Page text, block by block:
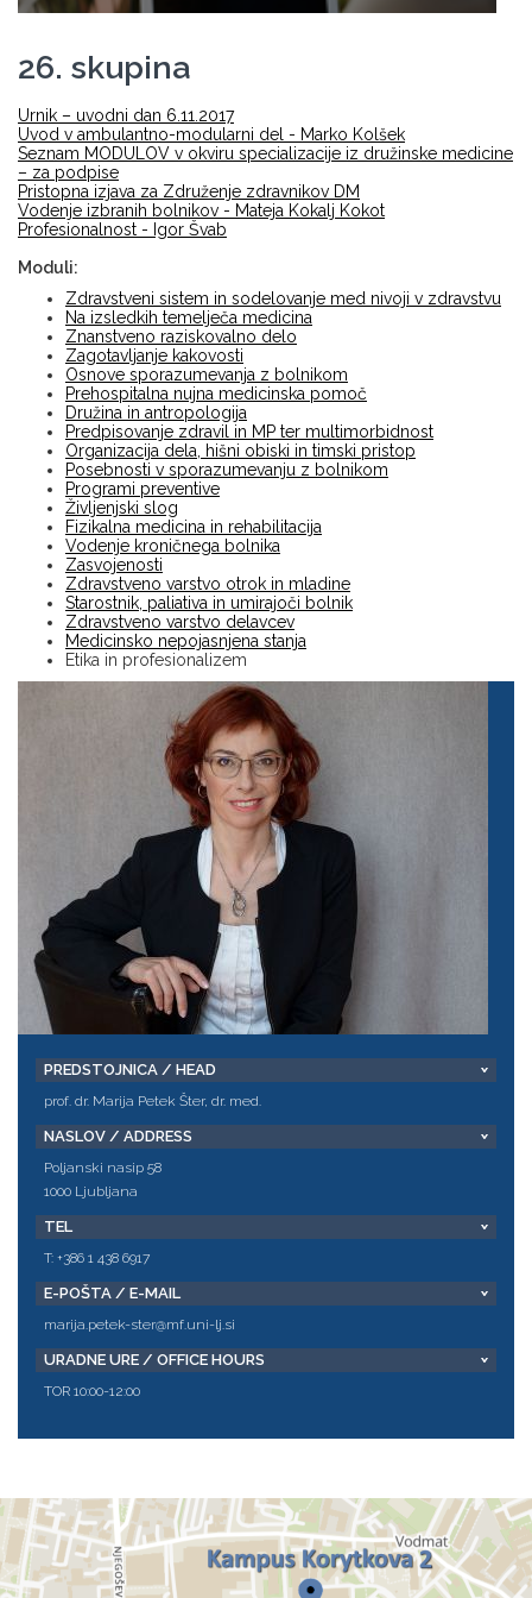
26. skupina
Urnik – uvodni dan 6.11.2017
Uvod v ambulantno-modularni del - Marko Kolšek
Seznam MODULOV v okviru specializacije iz družinske medicine
– za podpise
Pristopna izjava za Združenje zdravnikov DM
Vodenje izbranih bolnikov - Mateja Kokalj Kokot
Profesionalnost - Igor Švab
Moduli:
Zdravstveni sistem in sodelovanje med nivoji v zdravstvu
Na izsledkih temelječa medicina
Znanstveno raziskovalno delo
Zagotavljanje kakovosti
Osnove sporazumevanja z bolnikom
Prehospitalna nujna medicinska pomoč
Družina in antropologija
Predpisovanje zdravil in MP ter multimorbidnost
Organizacija dela, hišni obiski in timski pristop
Posebnosti v sporazumevanju z bolnikom
Programi preventive
Življenjski slog
Fizikalna medicina in rehabilitacija
Vodenje kroničnega bolnika
Zasvojenosti
Zdravstveno varstvo otrok in mladine
Starostnik, paliativa in umirajoči bolnik
Zdravstveno varstvo delavcev
Medicinsko nepojasnjena stanja
Etika in profesionalizem
PREDSTOJNICA / HEAD
prof. dr. Marija Petek Šter, dr. med.
NASLOV / ADDRESS
Poljanski nasip 58
1000 Ljubljana
TEL
T: +386 1 438 6917
E-POŠTA / E-MAIL
marija.petek-ster@mf.uni-lj.si
URADNE URE / OFFICE HOURS
TOR 10:00-12:00